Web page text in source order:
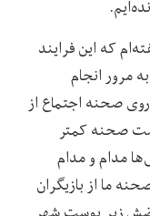
که این فرایند
مرور انجام
صحنه اجتماع از
صحنه کمتر
مدام و مدام
ما از بازیگران